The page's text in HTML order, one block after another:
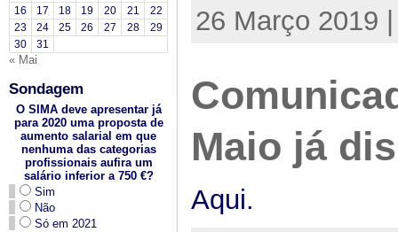
16
17 18 19 20 21
22
23
24 25 26 27 28
29
30
31
« Mai
Sondagem
O SIMA deve apresentar já
para 2020 uma proposta de
aumento salarial em que
nenhuma das categorias
profissionais aufira um
salário inferior a 750 €?
Sim
Não
Só em 2021
26 Março 2019
Maio já
Aqui.